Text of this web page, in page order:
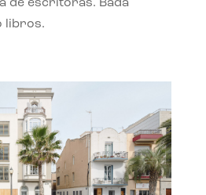
de escritoras. Bada
libros.